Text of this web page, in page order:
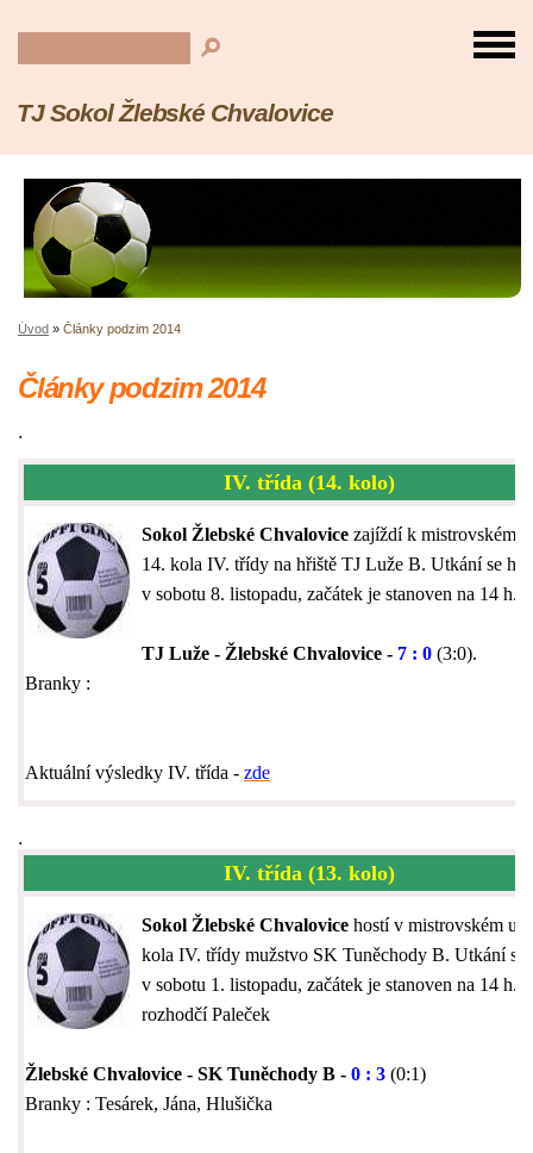
TJ Sokol Žlebské Chvalovice
Úvod » Články podzim 2014
Články podzim 2014
.
IV. třída (14. kolo)
Sokol Žlebské Chvalovice zajíždí k mistrovskému
14. kola IV. třídy na hřiště TJ Luže B. Utkání se
v sobotu 8. listopadu, začátek je stanoven na 14 h.
TJ Luže - Žlebské Chvalovice - 7 : 0 (3:0).
Branky :
Aktuální výsledky IV. třída - zde
.
IV. třída (13. kolo)
Sokol Žlebské Chvalovice hostí v mistrovském
kola IV. třídy mužstvo SK Tuněchody B. Utkání se
v sobotu 1. listopadu, začátek je stanoven na 14 h.
rozhodčí Paleček
Žlebské Chvalovice - SK Tuněchody B - 0 : 3 (0:1)
Branky : Tesárek, Jána, Hlušička